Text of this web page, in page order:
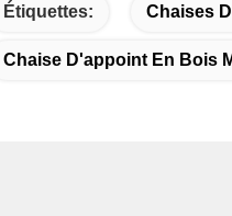
Étiquettes: Chaises
Chaise D'appoint En Bois